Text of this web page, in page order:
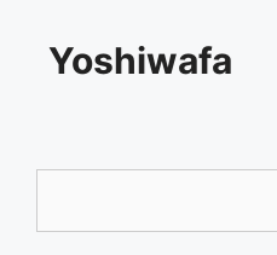
Yoshiwafa